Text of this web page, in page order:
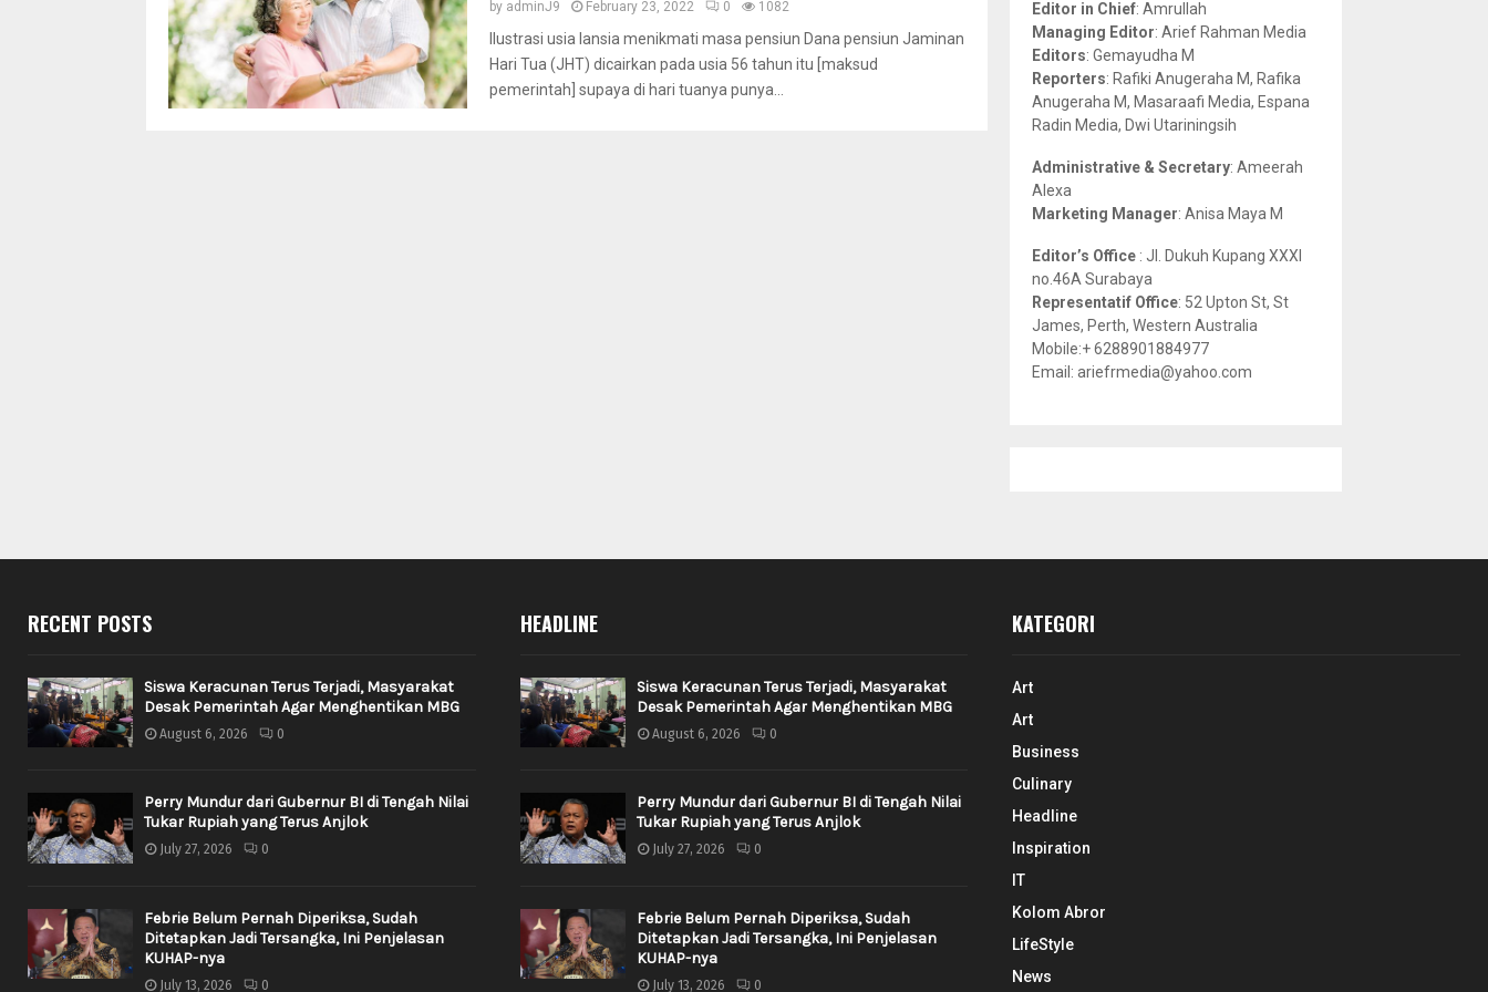
by adminJ9 February 23, 2022 0 1082
Ilustrasi usia lansia menikmati masa pensiun Dana pensiun Jaminan
Hari Tua (JHT) dicairkan pada usia 56 tahun itu [maksud
pemerintah] supaya di hari tuanya punya...
r
:
R
H
Editor in Chief: Amrullah
Managing Editor: Arief Rahman Media
Editors: Gemayudha M
Reporters: Rafiki Anugeraha M, Rafika
Anugeraha M, Masaraafi Media, Espana
Radin Media, Dwi Utariningsih
Administrative & Secretary: Ameerah
Alexa
Marketing Manager: Anisa Maya M
Editor’s Office : Jl. Dukuh Kupang XXXI
no.46A Surabaya
Representatif Office: 52 Upton St, St
James, Perth, Western Australia
Mobile:+ 6288901884977
Email: ariefrmedia@yahoo.com
RECENT POSTS
Siswa Keracunan Terus Terjadi, Masyarakat
Desak Pemerintah Agar Menghentikan MBG
August 6, 2026 0
Perry Mundur dari Gubernur BI di Tengah Nilai
Tukar Rupiah yang Terus Anjlok
July 27, 2026 0
Febrie Belum Pernah Diperiksa, Sudah
Ditetapkan Jadi Tersangka, Ini Penjelasan
KUHAP-nya
July 13, 2026 0
HEADLINE
Siswa Keracunan Terus Terjadi, Masyarakat
Desak Pemerintah Agar Menghentikan MBG
August 6, 2026 0
Perry Mundur dari Gubernur BI di Tengah Nilai
Tukar Rupiah yang Terus Anjlok
July 27, 2026 0
Febrie Belum Pernah Diperiksa, Sudah
Ditetapkan Jadi Tersangka, Ini Penjelasan
KUHAP-nya
July 13, 2026 0
KATEGORI
Art
Art
Business
Culinary
Headline
Inspiration
IT
Kolom Abror
LifeStyle
News